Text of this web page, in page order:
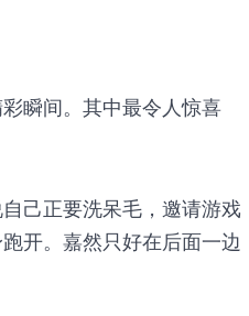
瞬间。其中最令人惊喜
己正要洗呆毛，邀请游戏
开。嘉然只好在后面一边